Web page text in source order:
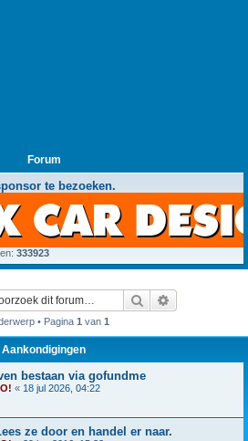
Forum
te bezoeken.
333923
Zoek
• Pagina 1 van 1
Aankondigingen
bestaan via gofundme
« 18 jul 2026, 04:22
ze door en handel er naar.